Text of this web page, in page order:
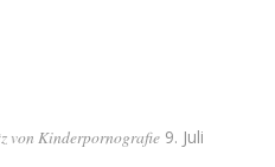
von Kinderpornografie 9. Juli